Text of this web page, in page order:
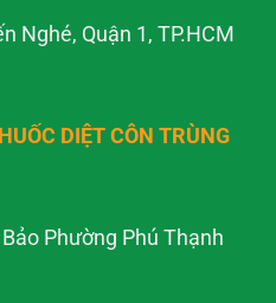
Nghé, Quận 1, TP.HCM
DIỆT CÔN TRÙNG
Phường Phú Thạnh